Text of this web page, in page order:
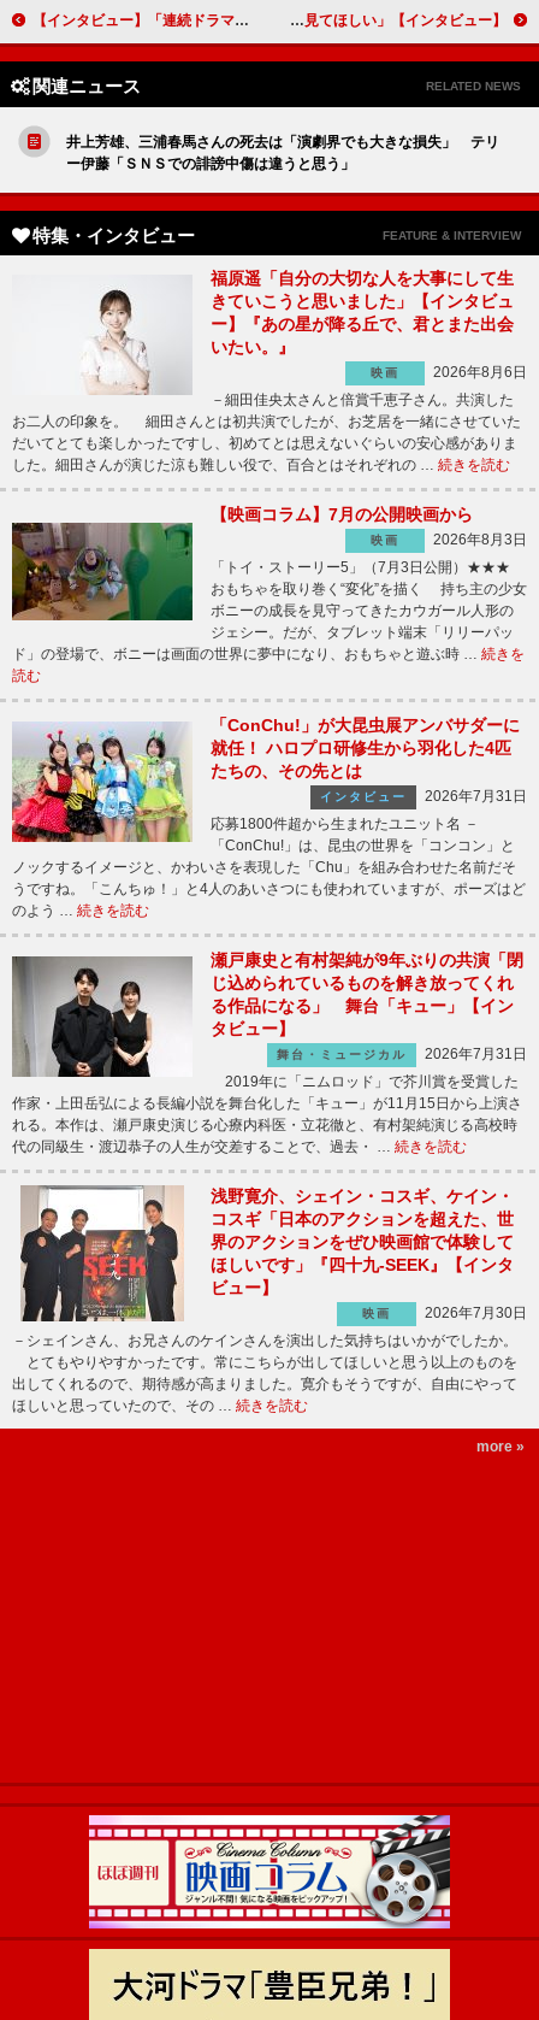
【インタビュー】「連続ドラマW 華麗なる一族」中井貴一「原作の万俵大介像を大切に」内田有紀「自分が生きてきた全てを高須相子という役にぶつけようと」山崎豊子の傑作に挑戦！ 【インタビュー】ドラマ「理想のオトコ」蓮佛美沙子「自分と重ね合わせたり、キュンとしながら見てほしい」
関連ニュース RELATED NEWS
井上芳雄、三浦春馬さんの死去は「演劇界でも大きな損失」 テリ
ー伊藤「ＳＮＳでの誹謗中傷は違うと思う」
特集・インタビュー FEATURE & INTERVIEW
福原遥「自分の大切な人を大事にして生
きていこうと思いました」【インタビュ
ー】『あの星が降る丘で、君とまた出会
いたい。』
映画
2026年8月6日
－細田佳央太さんと倍賞千恵子さん。共演した
お二人の印象を。 細田さんとは初共演でしたが、お芝居を一緒にさせていた
だいてとても楽しかったですし、初めてとは思えないぐらいの安心感がありま
した。細田さんが演じた涼も難しい役で、百合とはそれぞれの … 続きを読む
【映画コラム】7月の公開映画から
映画
2026年8月3日
「トイ・ストーリー5」（7月3日公開）★★★
おもちゃを取り巻く“変化”を描く 持ち主の少女
ボニーの成長を見守ってきたカウガール人形の
ジェシー。だが、タブレット端末「リリーパッ
ド」の登場で、ボニーは画面の世界に夢中になり、おもちゃと遊ぶ時 … 続きを
読む
「ConChu!」が大昆虫展アンバサダーに
就任！ ハロプロ研修生から羽化した4匹
たちの、その先とは
インタビュー
2026年7月31日
応募1800件超から生まれたユニット名 －
「ConChu!」は、昆虫の世界を「コンコン」と
ノックするイメージと、かわいさを表現した「Chu」を組み合わせた名前だそ
うですね。「こんちゅ！」と4人のあいさつにも使われていますが、ポーズはど
のよう … 続きを読む
瀬戸康史と有村架純が9年ぶりの共演「閉
じ込められているものを解き放ってくれ
る作品になる」 舞台「キュー」【イン
タビュー】
舞台・ミュージカル
2026年7月31日
2019年に「ニムロッド」で芥川賞を受賞した
作家・上田岳弘による長編小説を舞台化した「キュー」が11月15日から上演さ
れる。本作は、瀬戸康史演じる心療内科医・立花徹と、有村架純演じる高校時
代の同級生・渡辺恭子の人生が交差することで、過去・ … 続きを読む
浅野寛介、シェイン・コスギ、ケイン・
コスギ「日本のアクションを超えた、世
界のアクションをぜひ映画館で体験して
ほしいです」『四十九-SEEK』【インタ
ビュー】
映画
2026年7月30日
－シェインさん、お兄さんのケインさんを演出した気持ちはいかがでしたか。
とてもやりやすかったです。常にこちらが出してほしいと思う以上のものを
出してくれるので、期待感が高まりました。寛介もそうですが、自由にやって
ほしいと思っていたので、その … 続きを読む
more »